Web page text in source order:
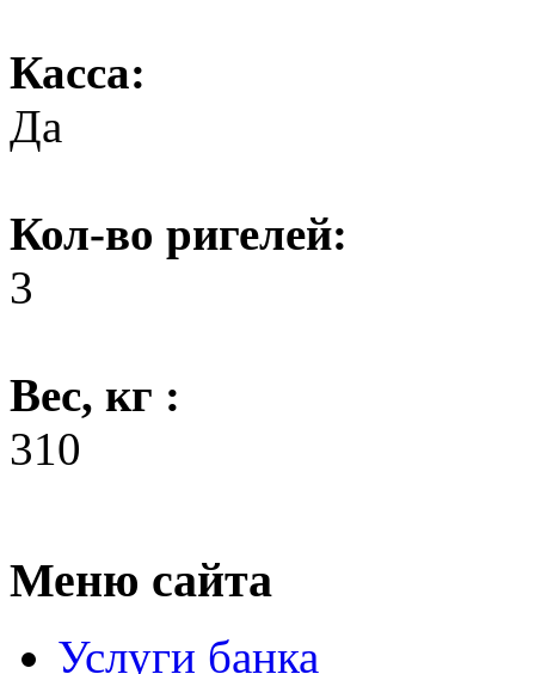
Касса:
Да
Кол-во ригелей:
3
Вес, кг :
310
Меню сайта
Услуги банка